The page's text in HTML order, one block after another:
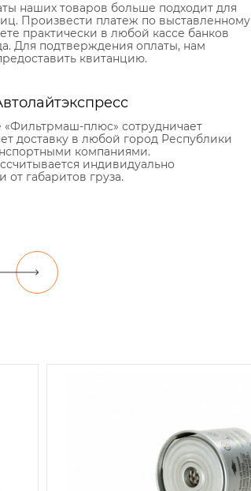
наших товаров больше подходит для
Произвести платеж по выставленному
практически в любой кассе банков
Для подтверждения оплаты, нам
квитанцию.
плюс» сотрудничает
доставку в любой город Республики
компаниями.
индивидуально
от габаритов груза.